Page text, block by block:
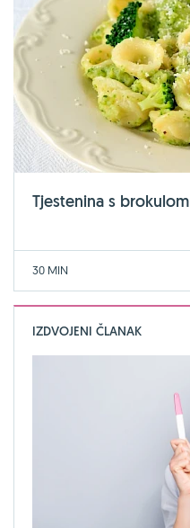
Tjestenina s brokulom
30 MIN
IZDVOJENI ČLANAK